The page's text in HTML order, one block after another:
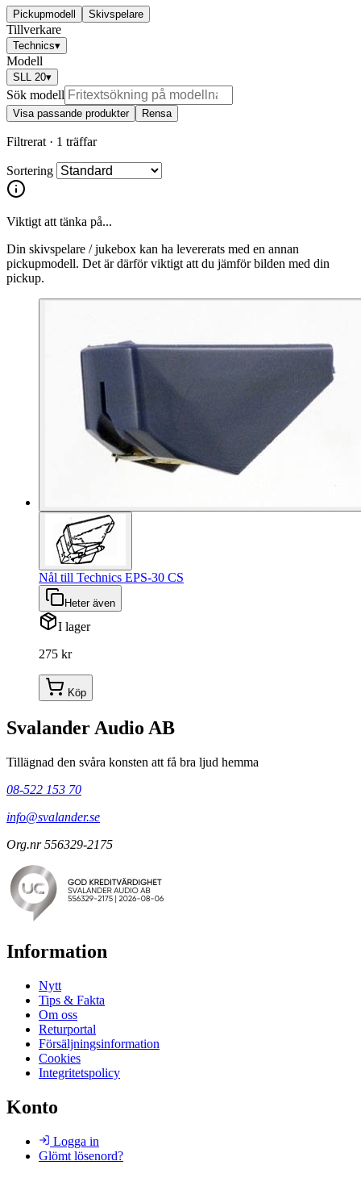
Pickupmodell Skivspelare
Tillverkare
Technics▾
Modell
SLL 20▾
Sök modell
Visa passande produkter Rensa
Filtrerat · 1 träffar
Sortering
Viktigt att tänka på...
Din skivspelare / jukebox kan ha levererats med en annan
pickupmodell. Det är därför viktigt att du jämför bilden med din
pickup.
Nål till Technics EPS-30 CS
Heter även
I lager
275 kr
Köp
Svalander Audio AB
Tillägnad den svåra konsten att få bra ljud hemma
08-522 153 70
info@svalander.se
Org.nr 556329-2175
Information
Nytt
Tips & Fakta
Om oss
Returportal
Försäljningsinformation
Cookies
Integritetspolicy
Konto
Logga in
Glömt lösenord?